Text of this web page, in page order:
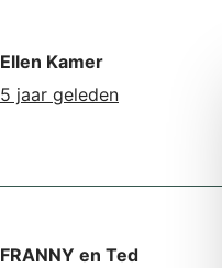
Ellen Kamer
5 jaar geleden
FRANNY en Ted